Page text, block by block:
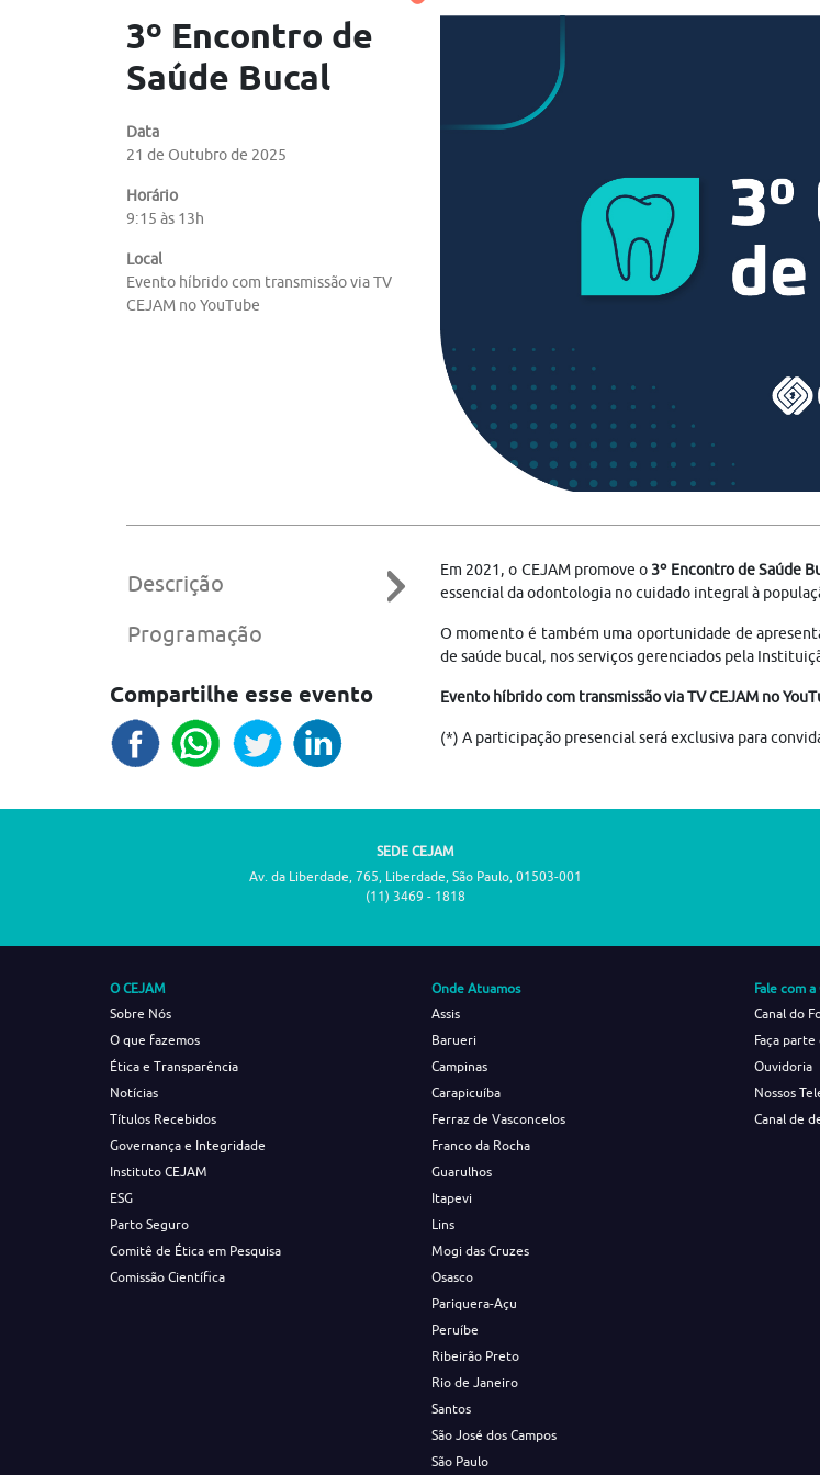
3º Encontro de
Saúde Bucal
Data
21 de Outubro de 2025
Horário
9:15 às 13h
Local
Evento híbrido com transmissão via TV
CEJAM no YouTube
Descrição
Programação
Compartilhe esse evento
Em 2021, o CEJAM promove o 3º Encontro de Saúde
essencial da odontologia no cuidado integral à
O momento é também uma oportunidade de
de saúde bucal, nos serviços gerenciados pela
Evento híbrido com transmissão via TV CEJAM no
(*) A participação presencial será exclusiva para
SEDE CEJAM
Av. da Liberdade, 765, Liberdade, São Paulo, 01503-001
(11) 3469 - 1818
O CEJAM
Sobre Nós
O que fazemos
Ética e Transparência
Notícias
Títulos Recebidos
Governança e Integridade
Instituto CEJAM
ESG
Parto Seguro
Comitê de Ética em Pesquisa
Comissão Científica
Onde Atuamos
Assis
Barueri
Campinas
Carapicuíba
Ferraz de Vasconcelos
Franco da Rocha
Guarulhos
Itapevi
Lins
Mogi das Cruzes
Osasco
Pariquera-Açu
Peruíbe
Ribeirão Preto
Rio de Janeiro
Santos
São José dos Campos
São Paulo
Fale com
Canal do
Faça
Ouvidoria
Nossos
Canal de